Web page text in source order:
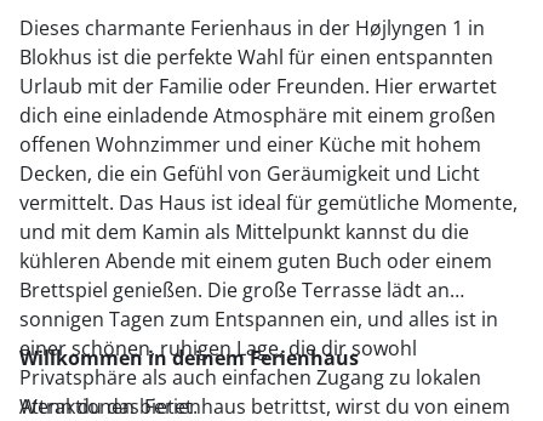
Dieses charmante Ferienhaus in der Højlyngen 1 in
Blokhus ist die perfekte Wahl für einen entspannten
Urlaub mit der Familie oder Freunden. Hier erwartet
dich eine einladende Atmosphäre mit einem großen
offenen Wohnzimmer und einer Küche mit hohem
Decken, die ein Gefühl von Geräumigkeit und Licht
vermittelt. Das Haus ist ideal für gemütliche Momente,
und mit dem Kamin als Mittelpunkt kannst du die
kühleren Abende mit einem guten Buch oder einem
Brettspiel genießen. Die große Terrasse lädt an
sonnigen Tagen zum Entspannen ein, und alles ist in
einer schönen, ruhigen Lage, die dir sowohl
Privatsphäre als auch einfachen Zugang zu lokalen
Attraktionen bietet.
Willkommen in deinem Ferienhaus
Wenn du das Ferienhaus betrittst, wirst du von einem